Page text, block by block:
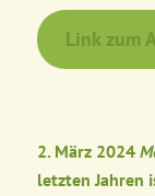
Link zum
2. März 2024
letzten Jahren